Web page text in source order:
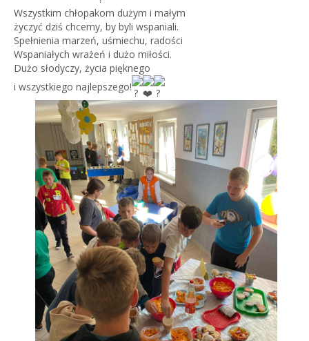
Wszystkim chłopakom dużym i małym
życzyć dziś chcemy, by byli wspaniali.
Spełnienia marzeń, uśmiechu, radości
Wspaniałych wrażeń i dużo miłości.
Dużo słodyczy, życia pięknego
i wszystkiego najlepszego!